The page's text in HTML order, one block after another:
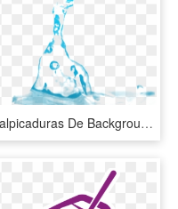
Salpicaduras De Background Dibujos - Drop, HD Png Download